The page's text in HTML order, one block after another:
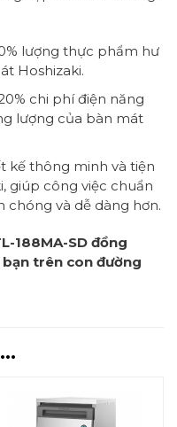
lượng thực phẩm hư
Hoshizaki.
chi phí điện năng
lượng của bàn mát
kế thông minh và tiện
giúp công việc chuẩn
chóng và dễ dàng hơn.
188MA-SD đồng
trên con đường